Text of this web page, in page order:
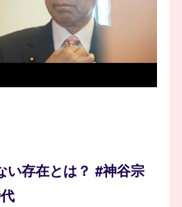
い存在とは？ #神谷宗